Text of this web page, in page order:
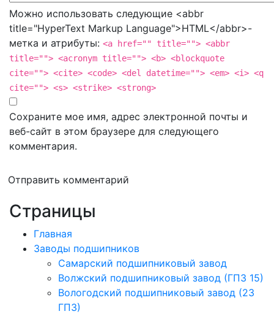
Можно использовать следующие <abbr
title="HyperText Markup Language">HTML</abbr>-
метка и атрибуты: <a href="" title=""> <abbr
title=""> <acronym title=""> <b> <blockquote
cite=""> <cite> <code> <del datetime=""> <em> <i> <q
cite=""> <s> <strike> <strong>
Сохраните мое имя, адрес электронной почты и
веб-сайт в этом браузере для следующего
комментария.
Отправить комментарий
Страницы
Главная
Заводы подшипников
Cамарский подшипниковый завод
Волжский подшипниковый завод (ГПЗ 15)
Вологодский подшипниковый завод (23
ГПЗ)